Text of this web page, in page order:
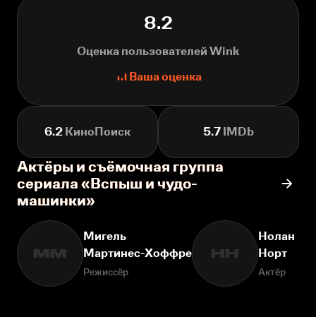
8.2
Оценка пользователей Wink
Ваша оценка
6.2 КиноПоиск 5.7 IMDb
Актёры и съёмочная группа
сериала «Вспыш и чудо-
машинки»
ММ
Мигель
Мартинес-Хоффре
Режиссёр
НН
Нолан
Норт
Актёр